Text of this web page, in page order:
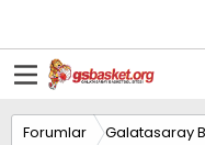
Forumlar Galatasaray